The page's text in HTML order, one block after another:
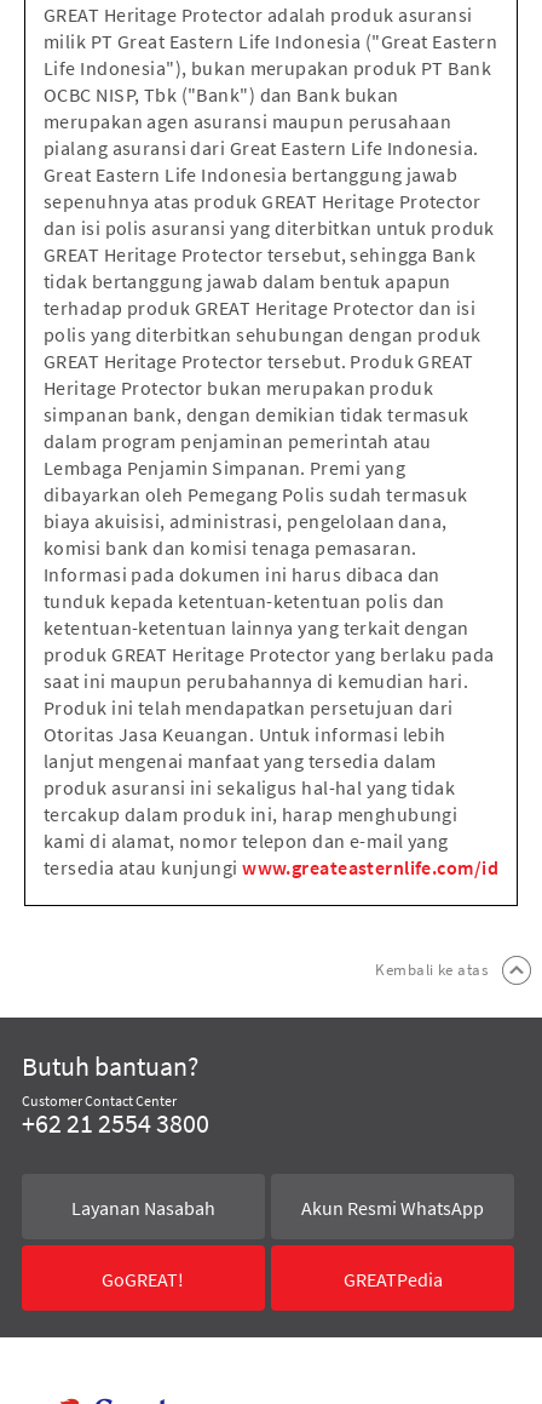
GREAT Heritage Protector adalah produk asuransi
milik PT Great Eastern Life Indonesia ("Great Eastern
Life Indonesia"), bukan merupakan produk PT Bank
OCBC NISP, Tbk ("Bank") dan Bank bukan
merupakan agen asuransi maupun perusahaan
pialang asuransi dari Great Eastern Life Indonesia.
Great Eastern Life Indonesia bertanggung jawab
sepenuhnya atas produk GREAT Heritage Protector
dan isi polis asuransi yang diterbitkan untuk produk
GREAT Heritage Protector tersebut, sehingga Bank
tidak bertanggung jawab dalam bentuk apapun
terhadap produk GREAT Heritage Protector dan isi
polis yang diterbitkan sehubungan dengan produk
GREAT Heritage Protector tersebut. Produk GREAT
Heritage Protector bukan merupakan produk
simpanan bank, dengan demikian tidak termasuk
dalam program penjaminan pemerintah atau
Lembaga Penjamin Simpanan. Premi yang
dibayarkan oleh Pemegang Polis sudah termasuk
biaya akuisisi, administrasi, pengelolaan dana,
komisi bank dan komisi tenaga pemasaran.
Informasi pada dokumen ini harus dibaca dan
tunduk kepada ketentuan-ketentuan polis dan
ketentuan-ketentuan lainnya yang terkait dengan
produk GREAT Heritage Protector yang berlaku pada
saat ini maupun perubahannya di kemudian hari.
Produk ini telah mendapatkan persetujuan dari
Otoritas Jasa Keuangan. Untuk informasi lebih
lanjut mengenai manfaat yang tersedia dalam
produk asuransi ini sekaligus hal-hal yang tidak
tercakup dalam produk ini, harap menghubungi
kami di alamat, nomor telepon dan e-mail yang
tersedia atau kunjungiwww.greateasternlife.com/id
Kembali ke atas
Butuh bantuan?
Customer Contact Center
+62 21 2554 3800
Layanan Nasabah Akun Resmi WhatsApp
GoGREAT! GREATPedia